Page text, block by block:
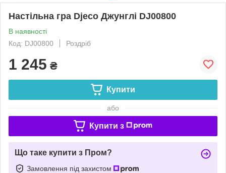
Настільна гра Djeco Джунглі DJ00800
В наявності
Код: DJ00800
Роздріб
1 245 ₴
Купити
або
Купити з
Що таке купити з Пром?
Замовлення під захистом